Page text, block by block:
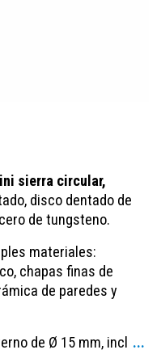
sierra circular,
disco dentado de
de tungsteno.
materiales:
chapas finas de
de paredes y
de Ø 15 mm, incl ...